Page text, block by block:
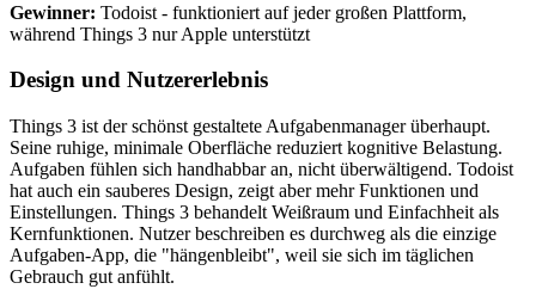
Gewinner: Todoist - funktioniert auf jeder großen Plattform,
während Things 3 nur Apple unterstützt
Design und Nutzererlebnis
Things 3 ist der schönst gestaltete Aufgabenmanager überhaupt.
Seine ruhige, minimale Oberfläche reduziert kognitive Belastung.
Aufgaben fühlen sich handhabbar an, nicht überwältigend. Todoist
hat auch ein sauberes Design, zeigt aber mehr Funktionen und
Einstellungen. Things 3 behandelt Weißraum und Einfachheit als
Kernfunktionen. Nutzer beschreiben es durchweg als die einzige
Aufgaben-App, die "hängenbleibt", weil sie sich im täglichen
Gebrauch gut anfühlt.